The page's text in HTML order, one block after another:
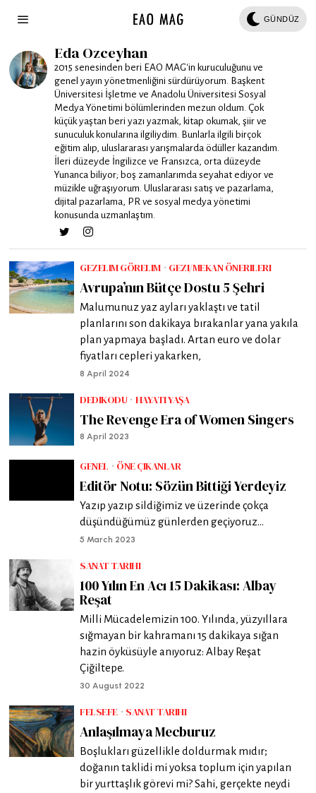
GÜNDÜZ
Eda Ozceyhan
2015 senesinden beri EAO MAG'in kuruculuğunu ve
genel yayın yönetmenliğini sürdürüyorum. Başkent
Üniversitesi İşletme ve Anadolu Üniversitesi Sosyal
Medya Yönetimi bölümlerinden mezun oldum. Çok
küçük yaştan beri yazı yazmak, kitap okumak, şiir ve
sunuculuk konularına ilgiliydim. Bunlarla ilgili birçok
eğitim alıp, uluslararası yarışmalarda ödüller kazandım.
İleri düzeyde İngilizce ve Fransızca, orta düzeyde
Yunanca biliyor; boş zamanlarımda seyahat ediyor ve
müzikle uğraşıyorum. Uluslararası satış ve pazarlama,
dijital pazarlama, PR ve sosyal medya yönetimi
konusunda uzmanlaştım.
GEZELIM GÖRELIM · GEZI/MEKAN ÖNERILERI
Avrupa’nın Bütçe Dostu 5 Şehri
Malumunuz yaz ayları yaklaştı ve tatil
planlarını son dakikaya bırakanlar yana yakıla
plan yapmaya başladı. Artan euro ve dolar
fiyatları cepleri yakarken,
8 April 2024
DEDIKODU · HAYATI YAŞA
The Revenge Era of Women Singers
8 April 2023
GENEL · ÖNE ÇIKANLAR
Editör Notu: Sözün Bittiği Yerdeyiz
Yazıp yazıp sildiğimiz ve üzerinde çokça
düşündüğümüz günlerden geçiyoruz…
5 March 2023
SANAT TARIHI
100 Yılın En Acı 15 Dakikası: Albay
Reşat
Milli Mücadelemizin 100. Yılında, yüzyıllara
sığmayan bir kahramanı 15 dakikaya sığan
hazin öyküsüyle anıyoruz: Albay Reşat
Çiğiltepe.
30 August 2022
FELSEFE · SANAT TARIHI
Anlaşılmaya Mecburuz
Boşlukları güzellikle doldurmak mıdır;
doğanın taklidi mi yoksa toplum için yapılan
bir yurttaşlık görevi mi? Sahi, gerçekte neydi